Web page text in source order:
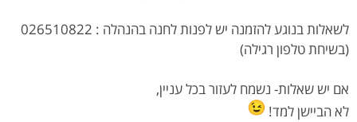
לשאלות בנוגע להזמנה יש לפנות לחנה בהנהלה : 026510822
(בשיחת טלפון רגילה)
אם יש שאלות- נשמח לעזור בכל עניין,
לא הביישן למד!